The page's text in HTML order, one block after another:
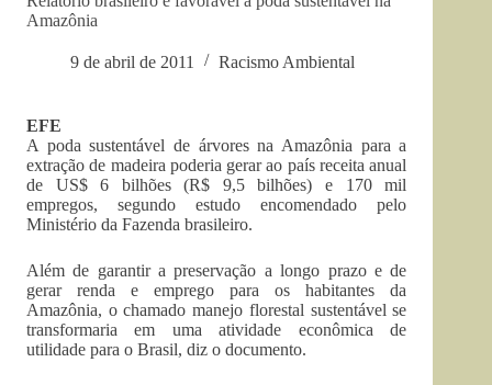
Amazônia
9 de abril de 2011 Racismo Ambiental
EFE
A poda sustentável de árvores na Amazônia para a
extração de madeira poderia gerar ao país receita anual
de US$ 6 bilhões (R$ 9,5 bilhões) e 170 mil
empregos, segundo estudo encomendado pelo
Ministério da Fazenda brasileiro.
Além de garantir a preservação a longo prazo e de
gerar renda e emprego para os habitantes da
Amazônia, o chamado manejo florestal sustentável se
transformaria em uma atividade econômica de
utilidade para o Brasil, diz o documento.